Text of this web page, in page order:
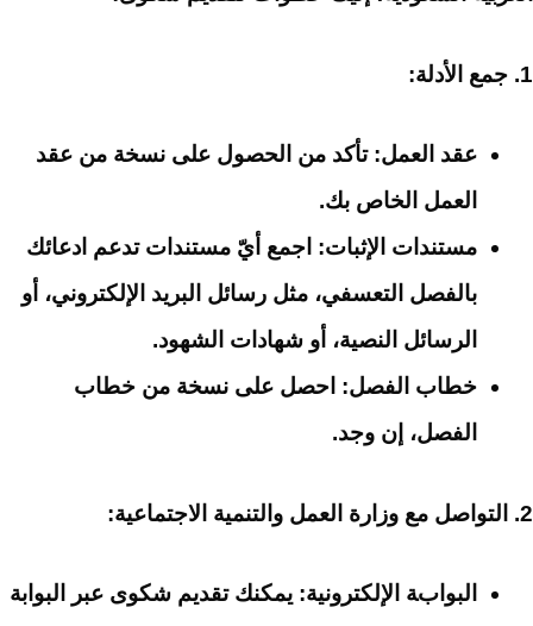
1. جمع الأدلة:
عقد العمل: تأكد من الحصول على نسخة من عقد
العمل الخاص بك.
مستندات الإثبات: اجمع أيّ مستندات تدعم ادعائك
بالفصل التعسفي، مثل رسائل البريد الإلكتروني، أو
الرسائل النصية، أو شهادات الشهود.
خطاب الفصل: احصل على نسخة من خطاب
الفصل، إن وجد.
2. التواصل مع وزارة العمل والتنمية الاجتماعية:
البوابة الإلكترونية: يمكنك تقديم شكوى عبر البوابة